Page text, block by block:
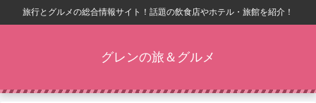
旅行とグルメの総合情報サイト！話題の飲食店やホテル・旅館を紹介！
グレンの旅＆グルメ